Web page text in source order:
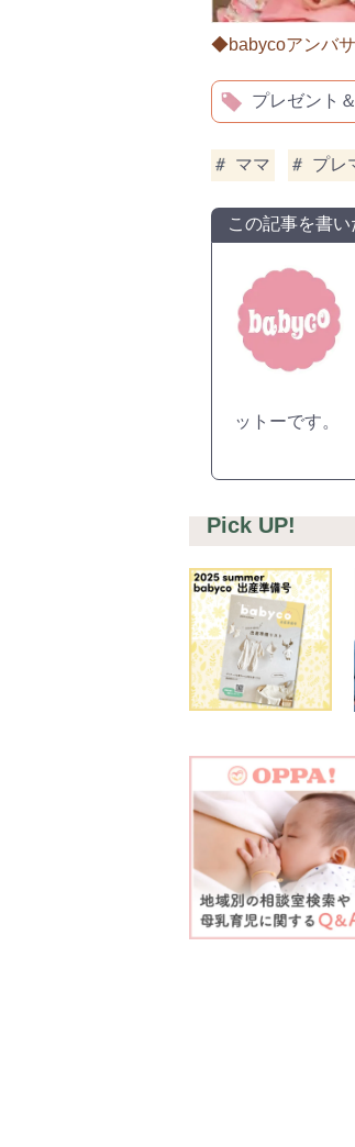
◆babycoアンバ
プレゼント
ママ プレ
この記事を書い
ットーです。
Pick UP!